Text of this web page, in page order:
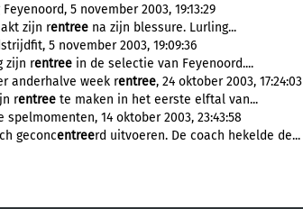
5 november 2003, 19:13:29
zijn rentree na zijn blessure. Lurling...
5 november 2003, 19:09:36
zijn rentree in de selectie van Feyenoord....
anderhalve week rentree, 24 oktober 2003, 17:24:03
rentree te maken in het eerste elftal van...
14 oktober 2003, 23:43:58
geconcentreerd uitvoeren. De coach hekelde de...